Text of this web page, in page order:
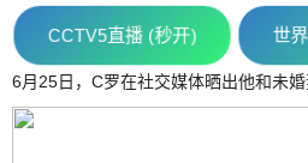
CCTV5直播 (秒开) 世
6月25日，C罗在社交媒体晒出他和未婚